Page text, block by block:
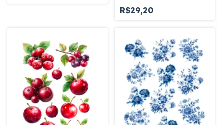
R$29,20